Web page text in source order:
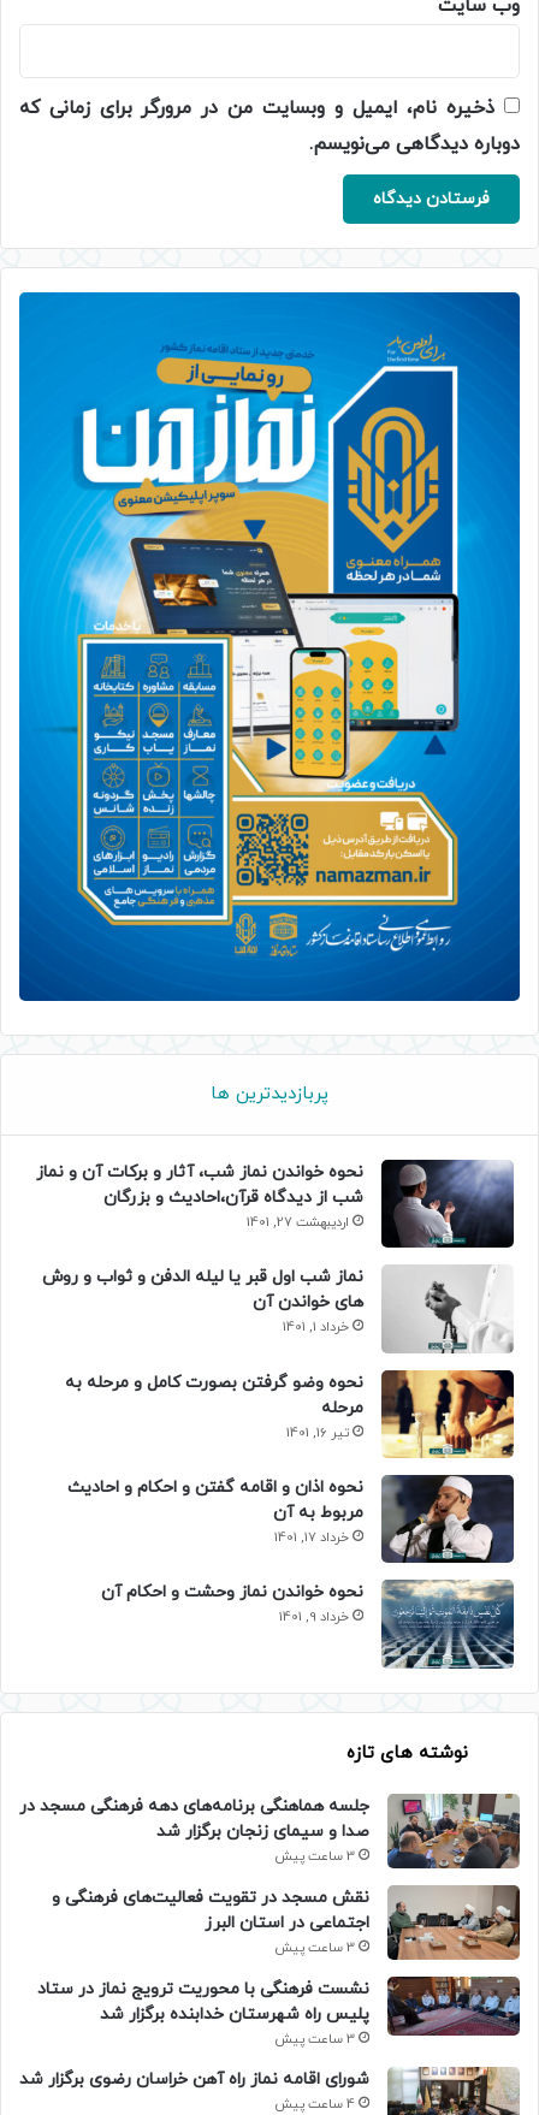
وب‌ سایت
ذخیره نام، ایمیل و وبسایت من در مرورگر برای زمانی که
دوباره دیدگاهی می‌نویسم.
پربازدیدترین ها
نحوه خواندن نماز شب، آثار و برکات آن و نماز
شب از دیدگاه قرآن،احادیث و بزرگان
اردیبهشت 27, 1401
نماز شب اول قبر یا لیله الدفن و ثواب و روش
های خواندن آن
خرداد 1, 1401
نحوه وضو گرفتن بصورت کامل و مرحله به
مرحله
تیر 16, 1401
نحوه اذان و اقامه گفتن و احکام و احادیث
مربوط به آن
خرداد 17, 1401
نحوه خواندن نماز وحشت و احکام آن
خرداد 9, 1401
نوشته های تازه
جلسه هماهنگی برنامه‌های دهه فرهنگی مسجد در
صدا و سیمای زنجان برگزار شد
3 ساعت پیش
نقش مسجد در تقویت فعالیت‌های فرهنگی و
اجتماعی در استان البرز
3 ساعت پیش
نشست فرهنگی با محوریت ترویج نماز در ستاد
پلیس راه شهرستان خدابنده برگزار شد
3 ساعت پیش
شورای اقامه نماز راه آهن خراسان رضوی برگزار شد
4 ساعت پیش